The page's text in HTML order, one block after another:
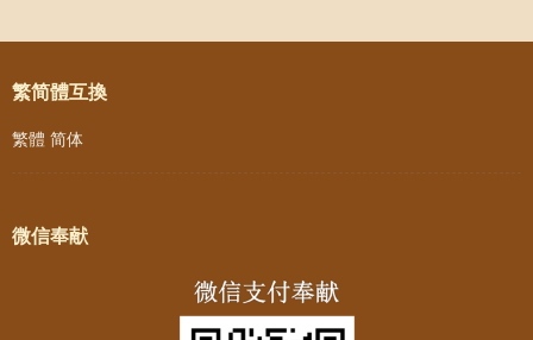
Post navigation
繁简體互換
繁體 简体
微信奉献